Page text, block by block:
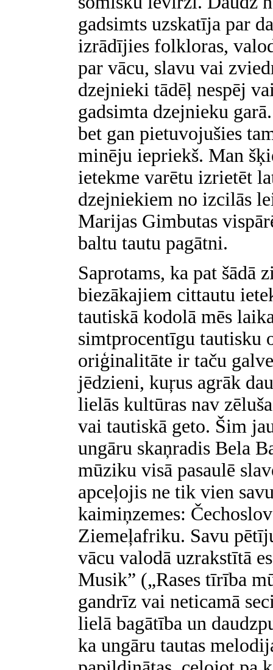
gadsimts uzskatīja par
izrādījies folkloras,
par vācu, slavu vai
dzejnieki tādēļ nespēj
gadsimta dzejnieku
bet gan pietuvojušies
minēju iepriekš. Man
ietekme varētu izrietēt
dzejniekiem no izcilās
Marijas Gimbutas
baltu tautu pagātni.
Saprotams, ka pat šādā
biezākajiem cittautu
tautiskā kodolā mēs
simtprocentīgu tautisku
oriģinalitāte ir taču
jēdzieni, kuŗus agrāk
lielās kultūras nav
vai tautiskā geto. Šim
ungāru skaņradis Bela
mūziku visā pasaulē
apceļojis ne tik vien
kaimiņzemes:
Ziemeļafriku. Savu
vācu valodā uzrakstītā
Musik” („Rases tīrība
gandrīz vai neticamā
lielā bagātība un
ka ungāru tautas